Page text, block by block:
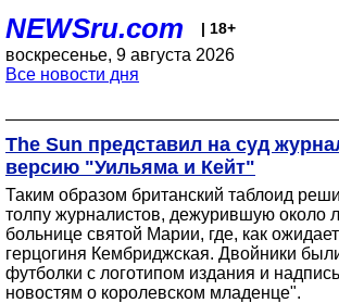
NEWSru.com | 18+
воскресенье, 9 августа 2026
Все новости дня
The Sun представил на суд
версию "Уильяма и Кейт"
Таким образом британский таблоид
толпу журналистов, дежурившую около
больнице святой Марии, где, как
герцогиня Кембриджская. Двойники
футболки с логотипом издания и
новостям о королевском младенце".